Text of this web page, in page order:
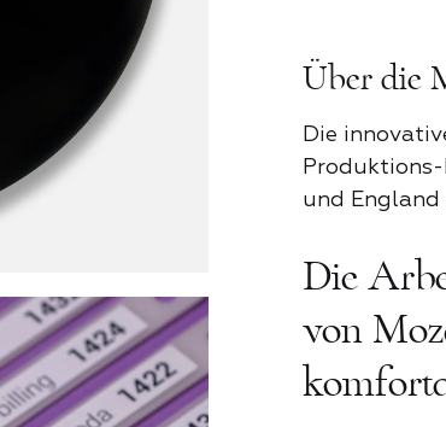
Über die
Die
und
Die
von
Zugang
Email
Kontaktieren Sie uns
Name *
Email
Vorname und Nachname*
Land
Steuer-ID Aktie
Aktie
Aktie
Was hat dir gefallen*
Telefonnummer*
Vorname und Nachname*
Was hat dir gefallen*
Email